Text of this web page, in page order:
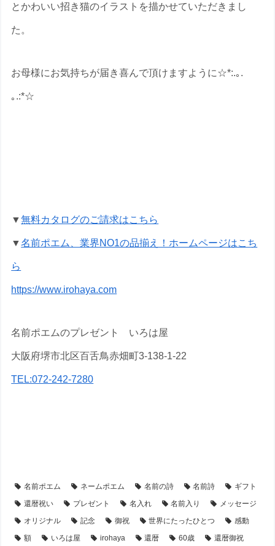
とかわいい招き猫のイラストを描かせていただきまし
た。
お母様にお気持ちが届き喜んで頂けますように☆*:.｡.
｡.:*☆
▼無料カタログのご請求はこちら
▼名前ポエム、業界NO1の品揃え！ホームページはこち
ら
https://www.irohaya.com
名前ポエムのプレゼント いろは屋
大阪府堺市北区百舌鳥赤畑町3-138-1-22
TEL:072-242-7280
名前ポエム ネームポエム 名前の詩 名前詩
ギフト
還暦祝い
プレゼント 名入れ 名前入り
メッセージ
オリジナル
記念 御祝 世界にたったひとつ
感動
額
いろは屋 irohaya 還暦 60歳 還暦御祝